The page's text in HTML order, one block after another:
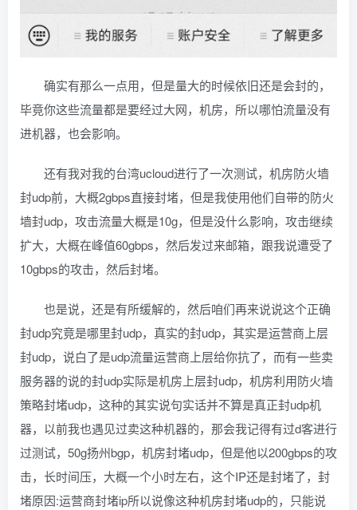
确实有那么一点用，但是量大的时候依旧还是会封的，
毕竟你这些流量都是要经过大网，机房，所以哪怕流量没有
进机器，也会影响。
还有我对我的台湾ucloud进行了一次测试，机房防火墙
封udp前，大概2gbps直接封堵，但是我使用他们自带的防火
墙封udp，攻击流量大概是10g，但是没什么影响，攻击继续
扩大，大概在峰值60gbps，然后发过来邮箱，跟我说遭受了
10gbps的攻击，然后封堵。
也是说，还是有所缓解的，然后咱们再来说说这个正确
封udp究竟是哪里封udp，真实的封udp，其实是运营商上层
封udp，说白了是udp流量运营商上层给你抗了，而有一些卖
服务器的说的封udp实际是机房上层封udp，机房利用防火墙
策略封堵udp，这种的其实说句实话并不算是真正封udp机
器，以前我也遇见过卖这种机器的，那会我记得有过d客进行
过测试，50g扬州bgp，机房封堵udp，但是他以200gbps的攻
击，长时间压，大概一个小时左右，这个IP还是封堵了，封
堵原因:运营商封堵ip所以说像这种机房封堵udp的，只能说